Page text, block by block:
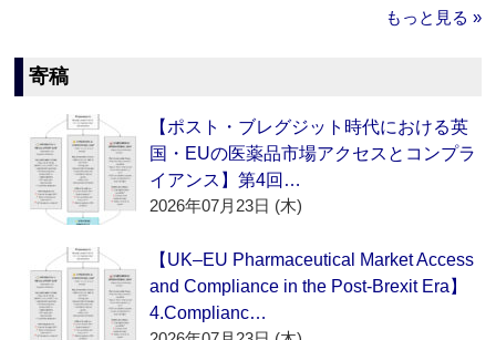
もっと見る »
寄稿
【ポスト・ブレグジット時代における英
国・EUの医薬品市場アクセスとコンプラ
イアンス】第4回…
2026年07月23日 (木)
【UK–EU Pharmaceutical Market Access
and Compliance in the Post-Brexit Era】
4.Complianc…